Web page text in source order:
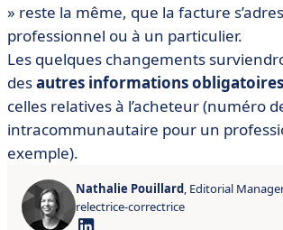
» reste la même, que la facture
professionnel ou à un particulier.
Les quelques changements
desautres informations obligatoires
celles relatives à l’acheteur (numéro
intracommunautaire pour un
exemple).
Nathalie Pouillard, Editorial
relectrice-correctrice